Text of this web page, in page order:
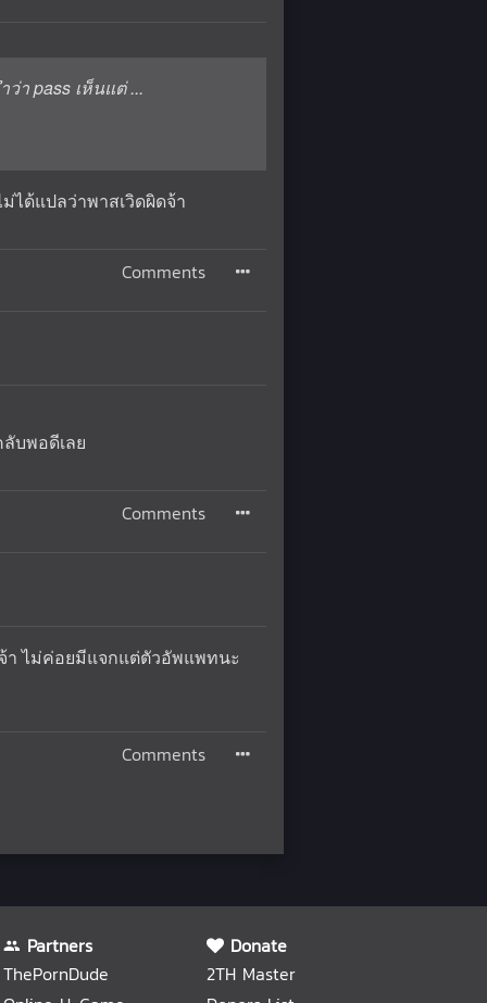
า pass เห็นแต่ ...
ได้แปลว่าพาสเวิดผิดจ้า
Comments
บพอดีเลย
Comments
า ไม่ค่อยมีแจกแต่ตัวอัพแพทนะ
Comments
Partners
ThePornDude
Donate
2TH Master